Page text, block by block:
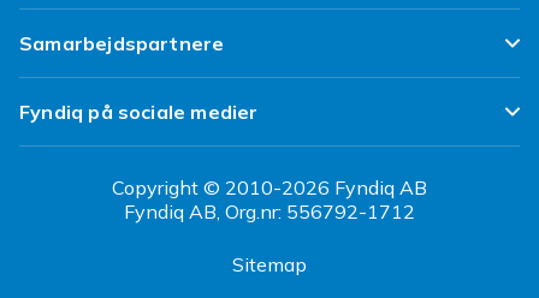
Job hos Fyndiq
Tilgængelighed
Transparensrapport
Fyndiq Sverige
Fyndiq Finland
Fyndiq Norge
CDON Danmark
CDON Sverige
Samarbejdspartnere
Partner Help Center
Regler og kvalitet
Fyndiq på sociale medier
Copyright © 2010-2026 Fyndiq AB
Fyndiq AB, Org.nr: 556792-1712
Sitemap